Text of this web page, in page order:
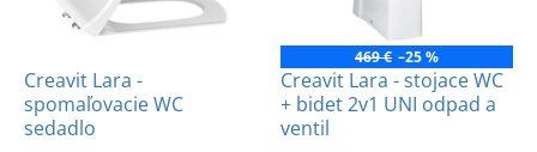
o
u
Creavit Lara -
spomaľovacie WC
sedadlo
469 € –25 %
Creavit Lara - stojace WC
+ bidet 2v1 UNI odpad a
ventil